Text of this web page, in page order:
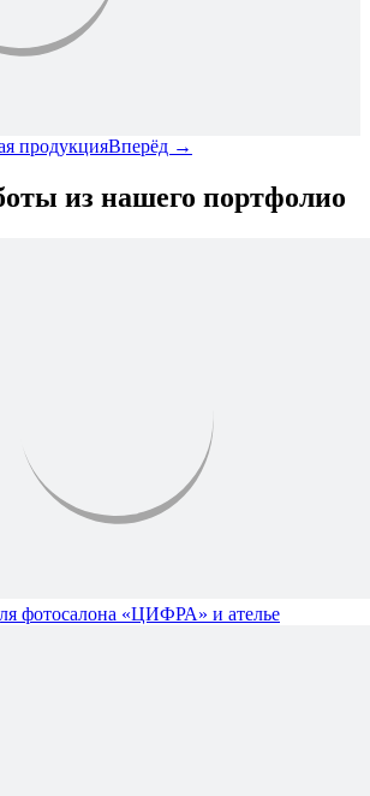
продукцияВперёд →
из нашего портфолио
фотосалона «ЦИФРА» и ателье